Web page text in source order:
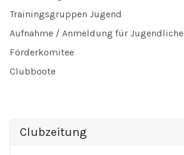
Trainingsgruppen Jugend
Aufnahme / Anmeldung für Jugendliche
Förderkomitee
Clubboote
Clubzeitung